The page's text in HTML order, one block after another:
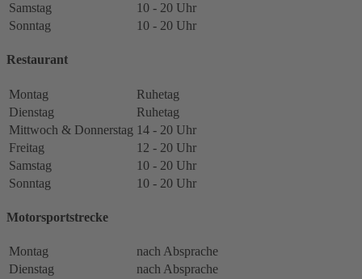
Samstag
10 - 20 Uhr
Sonntag
10 - 20 Uhr
Restaurant
Montag
Ruhetag
Dienstag
Ruhetag
Mittwoch & Donnerstag 14 - 20 Uhr
Freitag
12 - 20 Uhr
Samstag
10 - 20 Uhr
Sonntag
10 - 20 Uhr
Motorsportstrecke
Montag
nach Absprache
Dienstag
nach Absprache